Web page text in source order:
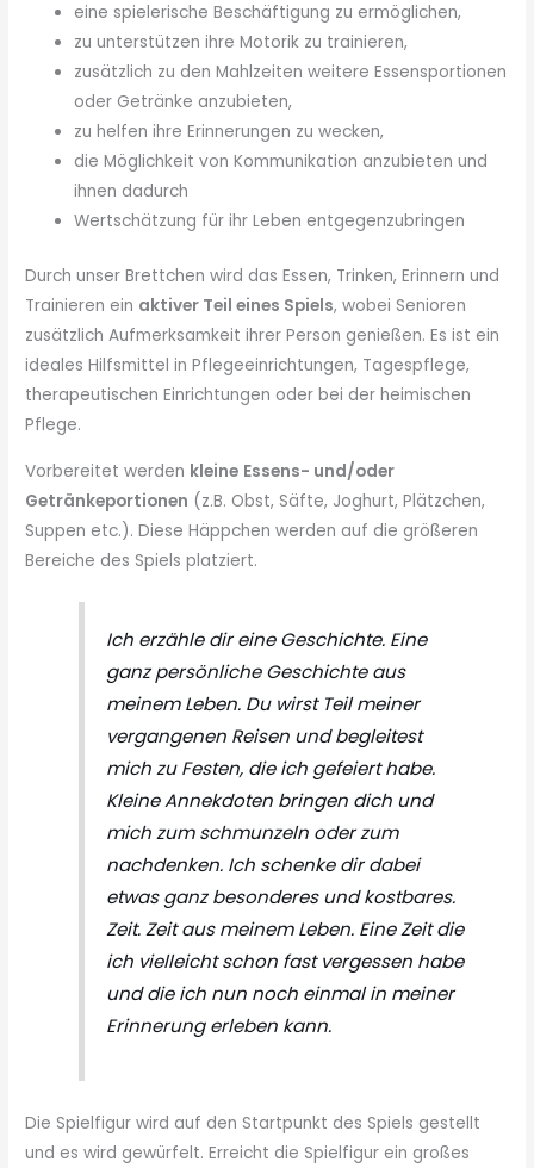
eine spielerische Beschäftigung zu ermöglichen,
zu unterstützen ihre Motorik zu trainieren,
zusätzlich zu den Mahlzeiten weitere Essensportionen
oder Getränke anzubieten,
zu helfen ihre Erinnerungen zu wecken,
die Möglichkeit von Kommunikation anzubieten und
ihnen dadurch
Wertschätzung für ihr Leben entgegenzubringen
Durch unser Brettchen wird das Essen, Trinken, Erinnern und
Trainieren ein aktiver Teil eines Spiels, wobei Senioren
zusätzlich Aufmerksamkeit ihrer Person genießen. Es ist ein
ideales Hilfsmittel in Pflegeeinrichtungen, Tagespflege,
therapeutischen Einrichtungen oder bei der heimischen
Pflege.
Vorbereitet werden kleine Essens- und/oder
Getränkeportionen (z.B. Obst, Säfte, Joghurt, Plätzchen,
Suppen etc.). Diese Häppchen werden auf die größeren
Bereiche des Spiels platziert.
Ich erzähle dir eine Geschichte. Eine
ganz persönliche Geschichte aus
meinem Leben. Du wirst Teil meiner
vergangenen Reisen und begleitest
mich zu Festen, die ich gefeiert habe.
Kleine Annekdoten bringen dich und
mich zum schmunzeln oder zum
nachdenken. Ich schenke dir dabei
etwas ganz besonderes und kostbares.
Zeit. Zeit aus meinem Leben. Eine Zeit die
ich vielleicht schon fast vergessen habe
und die ich nun noch einmal in meiner
Erinnerung erleben kann.
Die Spielfigur wird auf den Startpunkt des Spiels gestellt
und es wird gewürfelt. Erreicht die Spielfigur ein großes